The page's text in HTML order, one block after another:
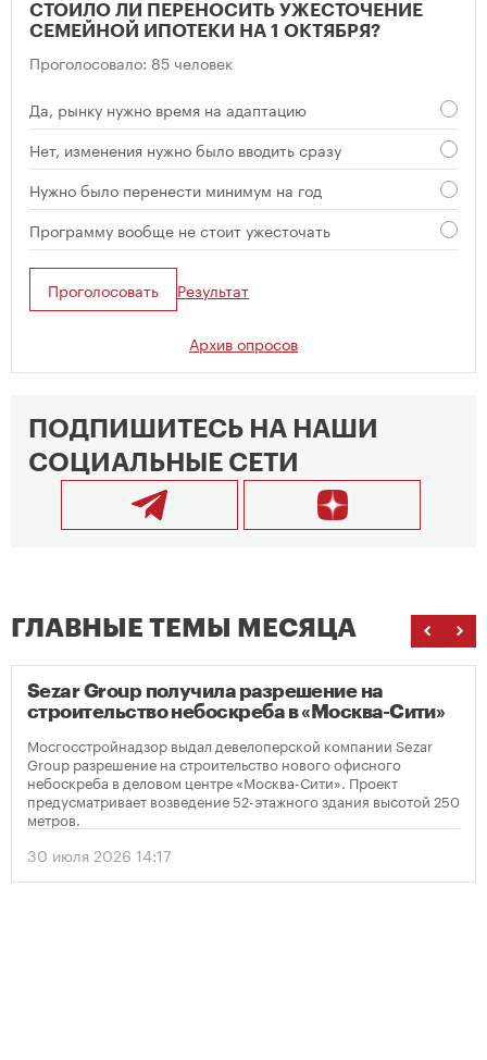
СТОИЛО ЛИ ПЕРЕНОСИТЬ УЖЕСТОЧЕНИЕ
СЕМЕЙНОЙ ИПОТЕКИ НА 1 ОКТЯБРЯ?
Проголосовало: 85 человек
Да, рынку нужно время на адаптацию
Нет, изменения нужно было вводить сразу
Нужно было перенести минимум на год
Программу вообще не стоит ужесточать
Проголосовать Результат
Архив опросов
ПОДПИШИТЕСЬ НА НАШИ
СОЦИАЛЬНЫЕ СЕТИ
ГЛАВНЫЕ ТЕМЫ МЕСЯЦА
Sezar Group получила разрешение на
строительство небоскреба в «Москва-Сити»
Мосгосстройнадзор выдал девелоперской компании Sezar
Group разрешение на строительство нового офисного
небоскреба в деловом центре «Москва-Сити». Проект
предусматривает возведение 52-этажного здания высотой 250
метров.
30 июля 2026 14:17